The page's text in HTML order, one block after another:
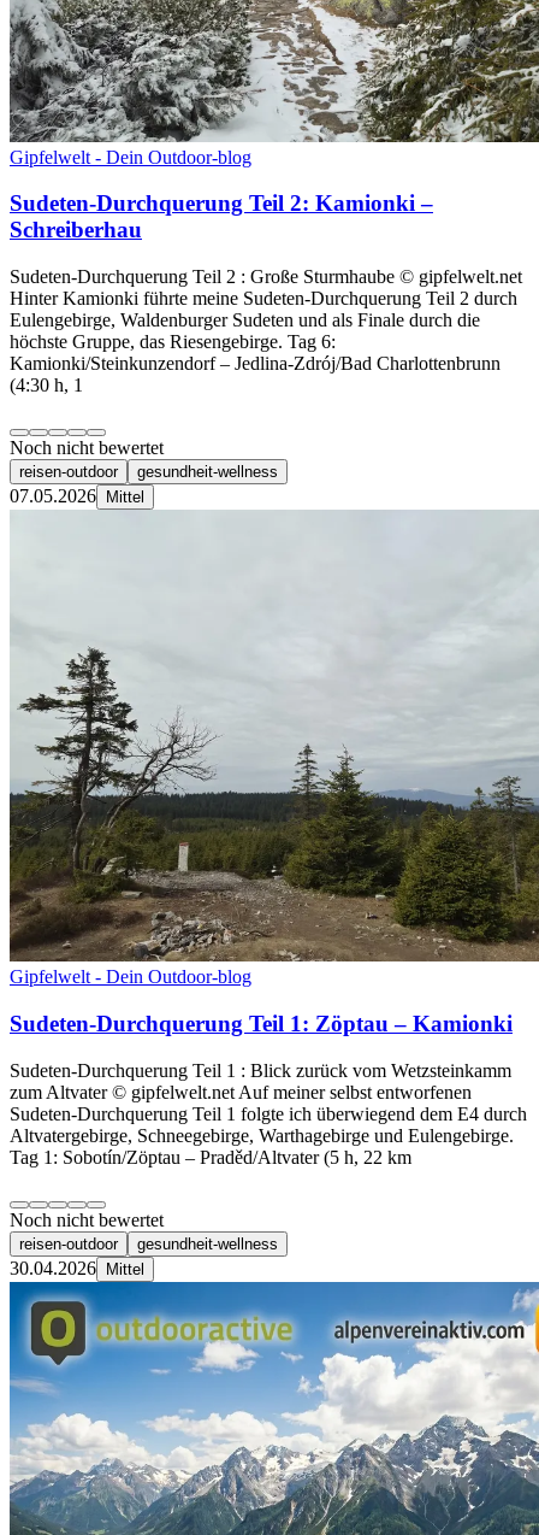
Gipfelwelt - Dein Outdoor-blog
Sudeten-Durchquerung Teil 2: Kamionki –
Schreiberhau
Sudeten-Durchquerung Teil 2 : Große Sturmhaube © gipfelwelt.net
Hinter Kamionki führte meine Sudeten-Durchquerung Teil 2 durch
Eulengebirge, Waldenburger Sudeten und als Finale durch die
höchste Gruppe, das Riesengebirge. Tag 6:
Kamionki/Steinkunzendorf – Jedlina-Zdrój/Bad Charlottenbrunn
(4:30 h, 1
Noch nicht bewertet
reisen-outdoor gesundheit-wellness
07.05.2026 Mittel
Gipfelwelt - Dein Outdoor-blog
Sudeten-Durchquerung Teil 1: Zöptau – Kamionki
Sudeten-Durchquerung Teil 1 : Blick zurück vom Wetzsteinkamm
zum Altvater © gipfelwelt.net Auf meiner selbst entworfenen
Sudeten-Durchquerung Teil 1 folgte ich überwiegend dem E4 durch
Altvatergebirge, Schneegebirge, Warthagebirge und Eulengebirge.
Tag 1: Sobotín/Zöptau – Praděd/Altvater (5 h, 22 km
Noch nicht bewertet
reisen-outdoor gesundheit-wellness
30.04.2026 Mittel